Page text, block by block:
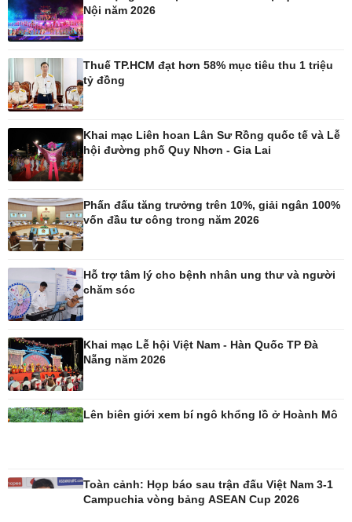
Pháp luật
Vụ án
Tin nóng
Tư vấn luật
Bóng đá Việt Nam
Thế giới thể thao
Ô tô - Xe máy
Xe máy
Tư vấn
Doanh nghiệp 24h
Công nghệ
Sức khỏe
Nội năm 2026
Thuế TP.HCM đạt hơn 58% mục tiêu thu 1 triệu
tỷ đồng
Khai mạc Liên hoan Lân Sư Rồng quốc tế và Lễ
hội đường phố Quy Nhơn - Gia Lai
Phấn đấu tăng trưởng trên 10%, giải ngân 100%
vốn đầu tư công trong năm 2026
Hỗ trợ tâm lý cho bệnh nhân ung thư và người
chăm sóc
Khai mạc Lễ hội Việt Nam - Hàn Quốc TP Đà
Nẵng năm 2026
Lên biên giới xem bí ngô khổng lồ ở Hoành Mô
Toàn cảnh: Họp báo sau trận đấu Việt Nam 3-1
Campuchia vòng bảng ASEAN Cup 2026